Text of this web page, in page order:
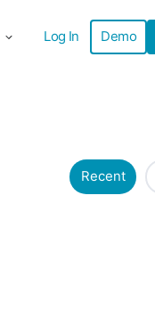
Log In Demo
Recent